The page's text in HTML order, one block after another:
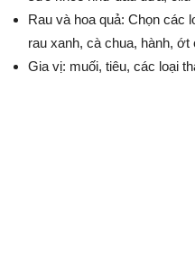
Rau và hoa quả: Chọn các
rau xanh, cà chua, hành, ớt
Gia vị: muối, tiêu, các loại